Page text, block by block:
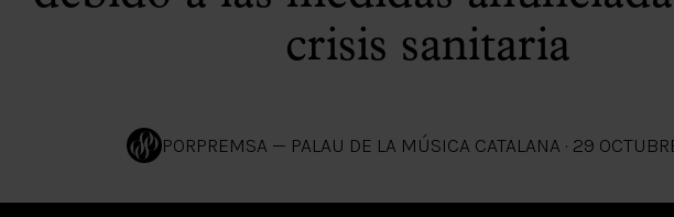
crisis sanitaria
PORPREMSA — PALAU DE LA MÚSICA CATALANA · 29